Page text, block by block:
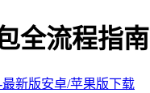
全流程指南
最新版安卓/苹果版下载